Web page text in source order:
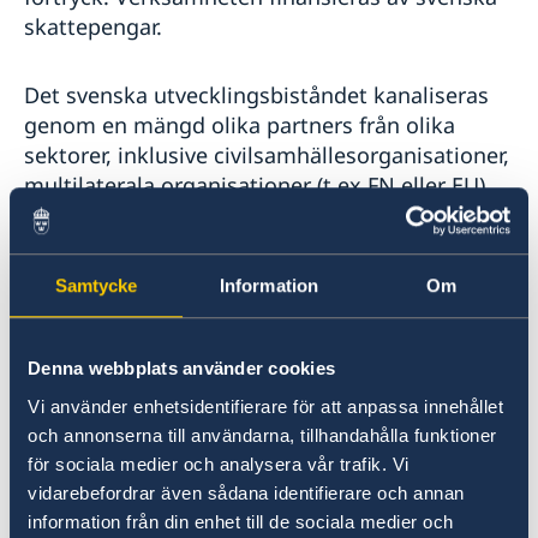
Samtycke Information Om
Denna webbplats använder cookies
Vi använder enhetsidentifierare för att anpassa innehållet
och annonserna till användarna, tillhandahålla funktioner
för sociala medier och analysera vår trafik. Vi
vidarebefordrar även sådana identifierare och annan
information från din enhet till de sociala medier och
Namnändring
Utlämning av pass och nationellt id-kort
skattepengar.
Det svenska utvecklingsbiståndet kanaliseras
genom en mängd olika partners från olika
sektorer, inklusive civilsamhällesorganisationer,
multilaterala organisationer (t.ex FN eller EU),
forskningsinstitutioner, offentlig och privat
sektor.
Med humanitärt bistånd avses Sveriges
upprätthålla mänsklig värdighet för nödlidande
människor som drabbas av naturkatastrofer,
väpnade konflikter eller andra
katastrofliknande förhållanden.
Ytterligare information om Sveriges regionala